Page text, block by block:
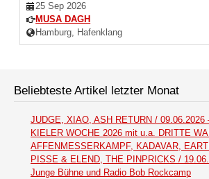
25 Sep 2026
MUSA DAGH
Hamburg, Hafenklang
Beliebteste Artikel letzter Monat
JUDGE, XIAO, ASH RETURN / 09.06.2026
KIELER WOCHE 2026 mit u.a. DRITTE
AFFENMESSERKAMPF, KADAVAR,
PISSE & ELEND, THE PINPRICKS /
Junge Bühne und Radio Bob Rockcamp